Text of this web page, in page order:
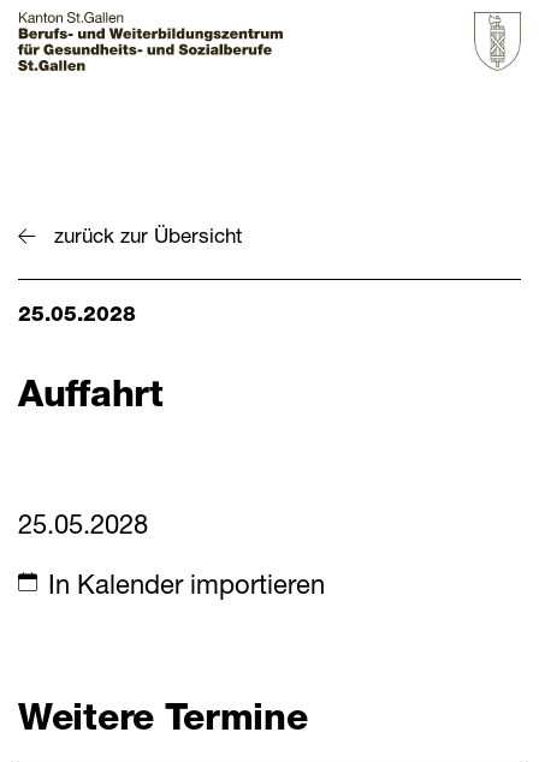
zurück zur Übersicht
25.05.2028
Auffahrt
25.05.2028
In Kalender importieren
Weitere Termine
Weiterbildung
Zur Übersicht
Aktuelles
Mitteilungen
Downloads